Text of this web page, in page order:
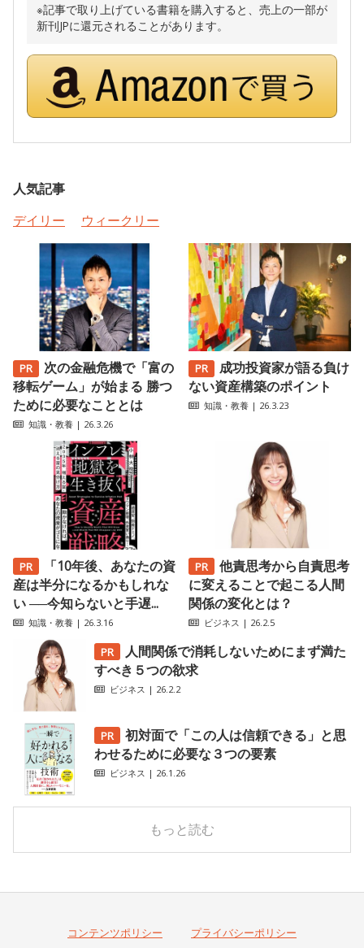
※記事で取り上げている書籍を購入すると、売上の一部が
新刊JPに還元されることがあります。
人気記事
デイリー
ウィークリー
次の金融危機で「富の
移転ゲーム」が始まる 勝つ
ために必要なこととは
知識・教養 | 26.3.26
成功投資家が語る負け
ない資産構築のポイント
知識・教養 | 26.3.23
「10年後、あなたの資
産は半分になるかもしれな
い ──今知らないと手遅...
知識・教養 | 26.3.16
他責思考から自責思考
に変えることで起こる人間
関係の変化とは？
ビジネス | 26.2.5
人間関係で消耗しないためにまず満た
すべき５つの欲求
ビジネス | 26.2.2
初対面で「この人は信頼できる」と思
わせるために必要な３つの要素
ビジネス | 26.1.26
もっと読む
コンテンツポリシー
プライバシーポリシー